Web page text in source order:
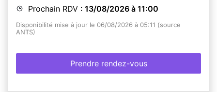
Prochain RDV : 13/08/2026 à 11:00
Disponibilité mise à jour le 06/08/2026 à 05:11 (source
ANTS)
Prendre rendez-vous